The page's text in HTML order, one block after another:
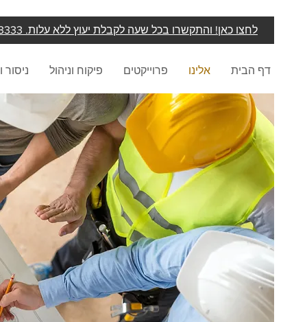
לחצו כאן! והתקשרו בכל שעה לקבלת יעוץ ללא עלות. 055-976-3333
ניסור פיקוח וניהול פרוייקטים אלינו דף הבית